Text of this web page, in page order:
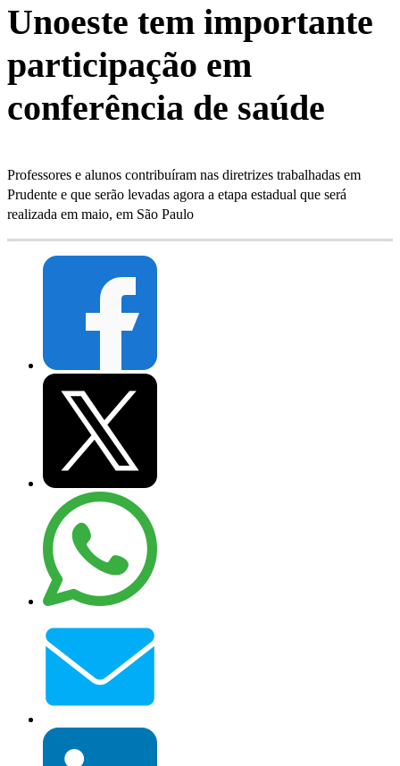
Unoeste tem importante
participação em
conferência de saúde
Professores e alunos contribuíram nas diretrizes trabalhadas em
Prudente e que serão levadas agora a etapa estadual que será
realizada em maio, em São Paulo